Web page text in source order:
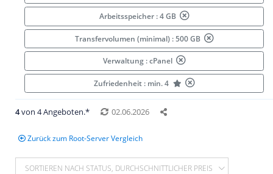
Arbeitsspeicher : 4 GB
Transfervolumen (minimal) : 500 GB
Verwaltung : cPanel
Zufriedenheit : min. 4
4von 4 Angeboten.* 02.06.2026
Zurück zum Root-Server Vergleich
SORTIEREN NACH STATUS, DURCHSCHNITTLICHER PREIS